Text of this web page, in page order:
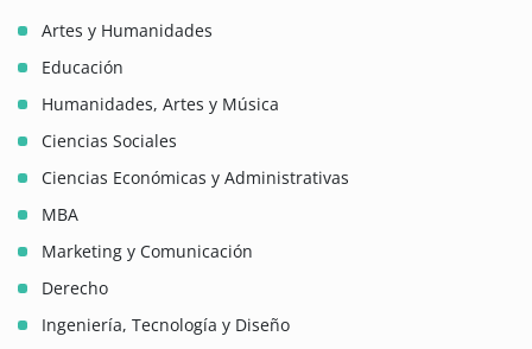
Artes y Humanidades
Educación
Humanidades, Artes y Música
Ciencias Sociales
Ciencias Económicas y Administrativas
MBA
Marketing y Comunicación
Derecho
Ingeniería, Tecnología y Diseño